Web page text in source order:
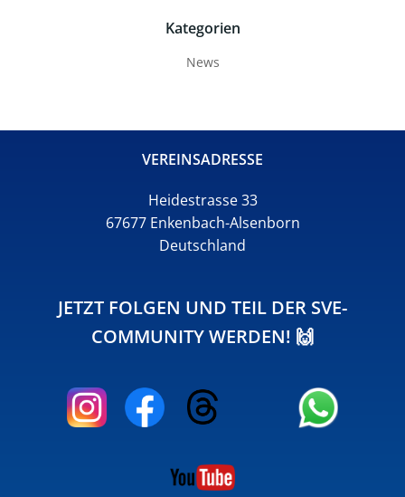
Kategorien
News
VEREINSADRESSE
Heidestrasse 33
67677 Enkenbach-Alsenborn
Deutschland
JETZT FOLGEN UND TEIL DER SVE-
COMMUNITY WERDEN! 🙌